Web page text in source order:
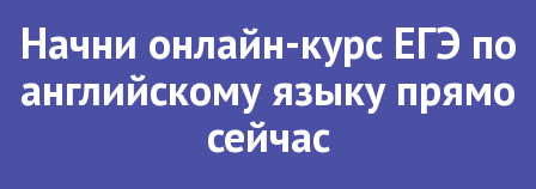
Начни онлайн-курс ЕГЭ по
английскому языку прямо
сейчас